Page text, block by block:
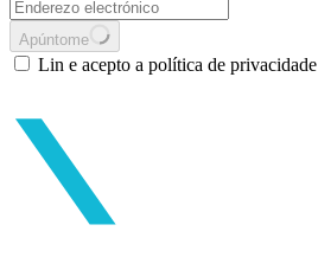
Apúntome
Lin e acepto a política de privacidade